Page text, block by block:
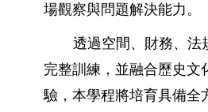
場觀察與問題解決能力。
透過空間、財務、法
完整訓練，並融合歷史文
驗，本學程將培育具備全